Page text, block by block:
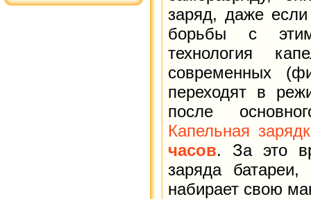
заряд, даже
борьбы с
технология
современных
переходят в
после
Капельная
часов. За это
заряда батареи,
набирает свою